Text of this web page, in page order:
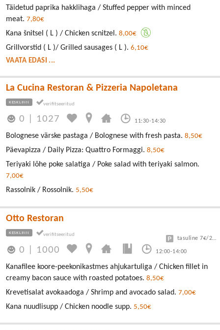
Täidetud paprika hakklihaga / Stuffed pepper with minced
meat. 7,80€
Kana šnitsel ( L ) / Chicken scnitzel. 8,00€
Grillvorstid ( L )/ Grilled sausages ( L ). 6,10€
VAATA EDASI ...
La Cucina Restoran & Pizzeria Napoletana
KESKLINN
0 1027 11:30-14:30
Bolognese värske pastaga / Bolognese with fresh pasta. 8,50€
Päevapizza / Daily Pizza: Quattro Formaggi. 8,50€
Teriyaki lõhe poke salatiga / Poke salad with teriyaki salmon.
7,00€
Rassolnik / Rossolnik. 5,50€
Otto Restoran
KESKLINN
0 1000 12:00-14:00
tasuline 7€/24h
Kanafilee koore-peekonikastmes ahjukartuliga / Chicken fillet in
creamy bacon sauce with roasted potatoes. 8,50€
Krevetisalat avokaadoga / Shrimp and avocado salad. 7,00€
Kana nuudlisupp / Chicken noodle supp. 5,50€